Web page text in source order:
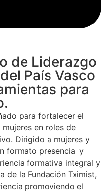
de Liderazgo
País Vasco
para
para fortalecer el
en roles de
Dirigido a mujeres y
formato presencial y
formativa integral y
de la Fundación Tximist,
promoviendo el